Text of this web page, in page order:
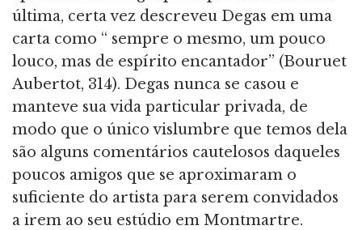
última, certa vez descreveu Degas em uma
carta como “ sempre o mesmo, um pouco
louco, mas de espírito encantador” (Bouruet
Aubertot, 314). Degas nunca se casou e
manteve sua vida particular privada, de
modo que o único vislumbre que temos dela
são alguns comentários cautelosos daqueles
poucos amigos que se aproximaram o
suficiente do artista para serem convidados
a irem ao seu estúdio em Montmartre.